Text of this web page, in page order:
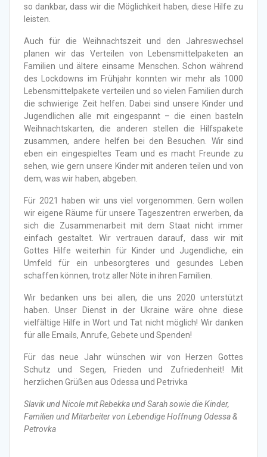
so dankbar, dass wir die Möglichkeit haben, diese Hilfe zu
leisten.
Auch für die Weihnachtszeit und den Jahreswechsel
planen wir das Verteilen von Lebensmittelpaketen an
Familien und ältere einsame Menschen. Schon während
des Lockdowns im Frühjahr konnten wir mehr als 1000
Lebensmittelpakete verteilen und so vielen Familien durch
die schwierige Zeit helfen. Dabei sind unsere Kinder und
Jugendlichen alle mit eingespannt – die einen basteln
Weihnachtskarten, die anderen stellen die Hilfspakete
zusammen, andere helfen bei den Besuchen. Wir sind
eben ein eingespieltes Team und es macht Freunde zu
sehen, wie gern unsere Kinder mit anderen teilen und von
dem, was wir haben, abgeben.
Für 2021 haben wir uns viel vorgenommen. Gern wollen
wir eigene Räume für unsere Tageszentren erwerben, da
sich die Zusammenarbeit mit dem Staat nicht immer
einfach gestaltet. Wir vertrauen darauf, dass wir mit
Gottes Hilfe weiterhin für Kinder und Jugendliche, ein
Umfeld für ein unbesorgteres und gesundes Leben
schaffen können, trotz aller Nöte in ihren Familien.
Wir bedanken uns bei allen, die uns 2020 unterstützt
haben. Unser Dienst in der Ukraine wäre ohne diese
vielfältige Hilfe in Wort und Tat nicht möglich! Wir danken
für alle Emails, Anrufe, Gebete und Spenden!
Für das neue Jahr wünschen wir von Herzen Gottes
Schutz und Segen, Frieden und Zufriedenheit! Mit
herzlichen Grüßen aus Odessa und Petrivka
Slavik und Nicole mit Rebekka und Sarah sowie die Kinder,
Familien und Mitarbeiter von Lebendige Hoffnung Odessa &
Petrovka